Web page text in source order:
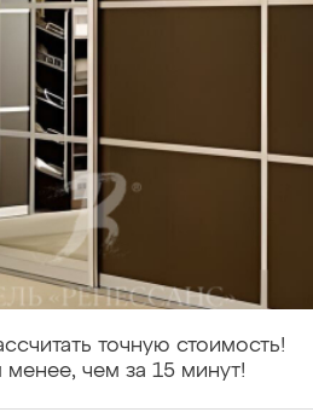
точную стоимость!
менее, чем за 15 минут!